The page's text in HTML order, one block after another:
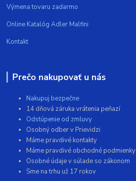
Výmena tovaru zadarmo
Online Katalóg Adler Malfini
Kontakt
Prečo nakupovať u nás
Nakupuj bezpečne
14 dňová záruka vrátenia peňazí
Odstúpenie od zmluvy
Osobný odber v Prievidzi
Máme pravdivé kontakty
Máme pravdivé obchodné podmienky
Osobné údaje v súlade so zákonom
Sme na trhu už 17 rokov